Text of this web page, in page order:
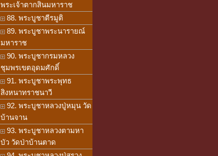
พระเจ้าตากสินมหาราช
88. พระบูชาตีรมูติ
89. พระบูชาพระนารายณ์
มหาราช
90. พระบูชากรมหลวง
ชุมพรเขตอุดมศักดิ์
91. พระบูชาพระพุทธ
สิงหนาทราชนาวี
92. พระบูชาหลวงปู่หมุน วัด
บ้านจาน
93. พระบูชาหลวงตามหา
บัว วัดป่าบ้านตาด